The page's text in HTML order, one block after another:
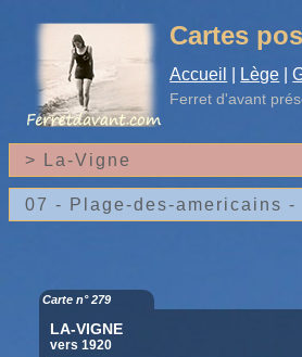
Cartes
Accueil Lège
Ferret d'avant
Carte n° 279
LA-VIGNE
vers 1920